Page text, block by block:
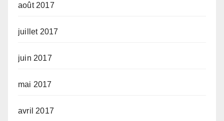
août 2017
juillet 2017
juin 2017
mai 2017
avril 2017